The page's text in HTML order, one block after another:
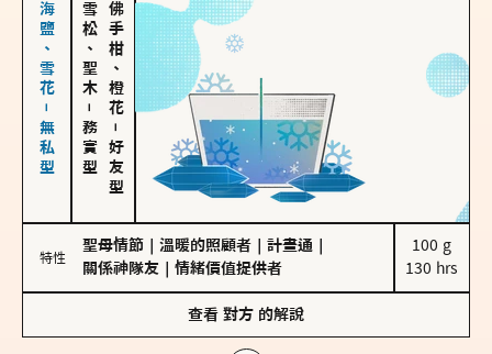
海鹽、雪花－無私型 雪松、聖木
－
務實型
佛手柑、橙花
－
好友型
特性
聖母情節 溫暖的照顧者 計畫通
關係神隊友
情緒價值提供者
100 g
130 hrs
查看 對方 的解說